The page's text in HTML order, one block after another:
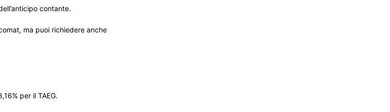
contante.
ma puoi richiedere anche
per il TAEG.